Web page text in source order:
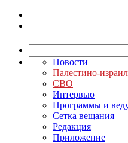
Новости
Палестино-
СВО
Интервью
Программы и
Сетка вещания
Редакция
Приложение